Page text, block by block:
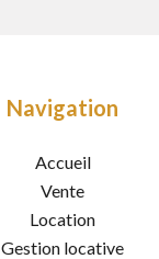
Navigation
Accueil
Vente
Location
Gestion locative